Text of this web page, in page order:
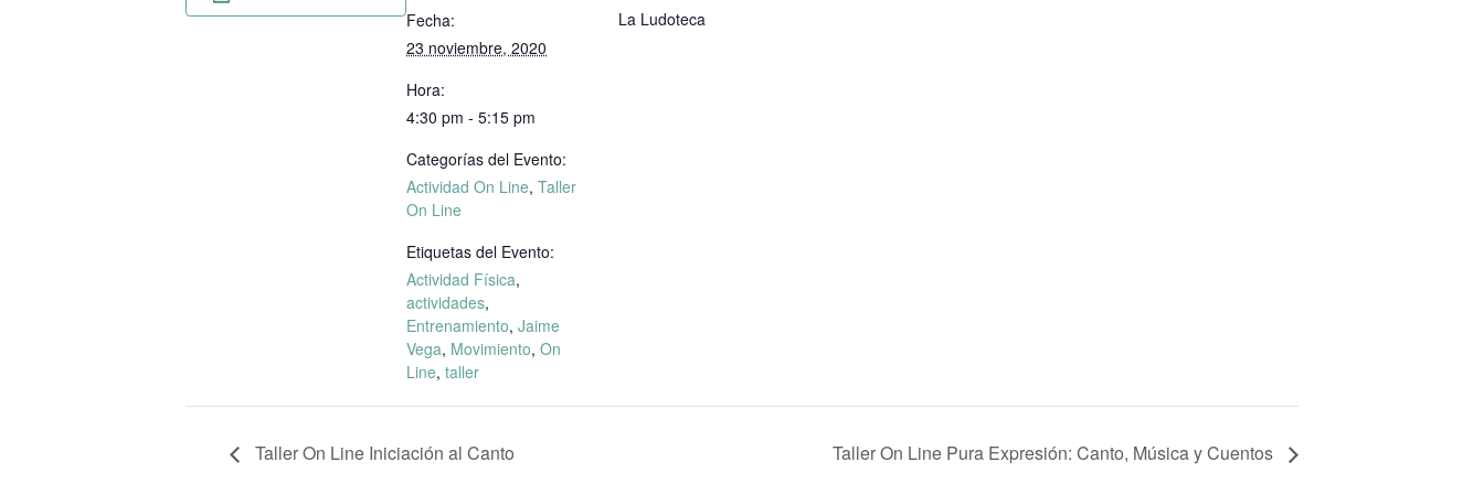
Fecha:
23 noviembre, 2020
Hora:
4:30 pm - 5:15 pm
Categorías del Evento:
Actividad On Line, Taller
On Line
Etiquetas del Evento:
Actividad Física,
actividades,
Entrenamiento, Jaime
Vega, Movimiento, On
Line, taller
La Ludoteca
Taller On Line Iniciación al Canto Taller On Line Pura Expresión: Canto, Música y Cuentos